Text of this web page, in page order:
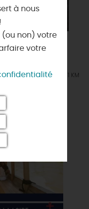
pour
À 1 KM
à nous
(ou non) votre
votre